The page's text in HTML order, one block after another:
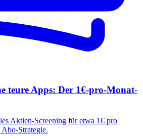
teure Apps: Der 1€-pro-Monat-
Aktien-Screening für etwa 1€ pro
Strategie.